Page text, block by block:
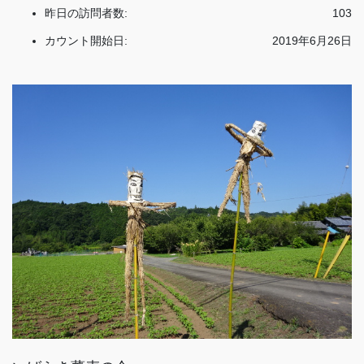
103
昨日の訪問者数:
2019年6月26日
カウント開始日: